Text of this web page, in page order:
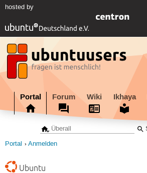
hosted by
Portal Forum Wiki Ikhaya
Portal Anmelden
Ubuntu